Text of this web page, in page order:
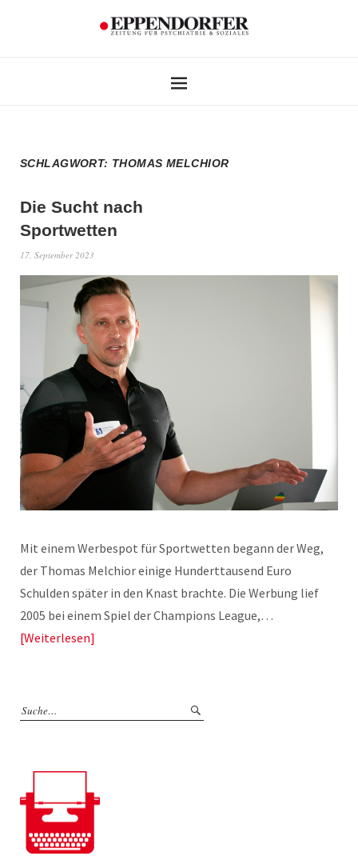
SCHLAGWORT: THOMAS MELCHIOR
Die Sucht nach
Sportwetten
17. September 2023
Mit einem Werbespot für Sportwetten begann der Weg,
der Thomas Melchior einige Hunderttausend Euro
Schulden später in den Knast brachte. Die Werbung lief
2005 bei einem Spiel der Champions League,…
Weiterlesen